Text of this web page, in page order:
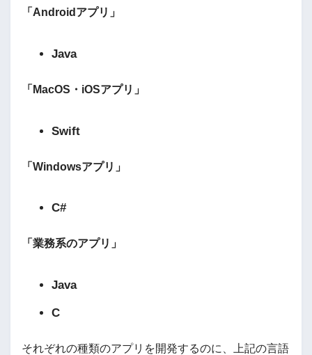
「Androidアプリ」
Java
「MacOS・iOSアプリ」
Swift
「Windowsアプリ」
C#
「業務系のアプリ」
Java
C
それぞれの種類のアプリを開発するのに、上記の言語